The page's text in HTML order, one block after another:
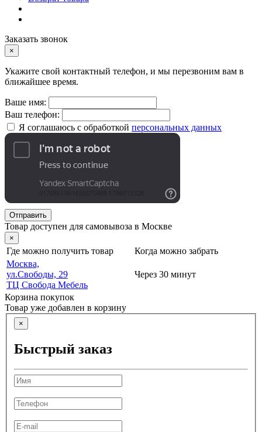
Заказать звонок
×
Укажите свой контактный телефон, и мы перезвоним вам в
ближайшее время.
Ваше имя:
Ваш телефон:
Я соглашаюсь с обработкой персональных данных
Отправить
Товар доступен для самовывоза в Москве
×
Где можно получить товар
Когда можно забрать
Москва,
ул.Свободы, 29
ТЦ Свобода Мебель
Через 30 минут
Корзина покупок
Товар уже добавлен в корзину
×
Быстрый заказ